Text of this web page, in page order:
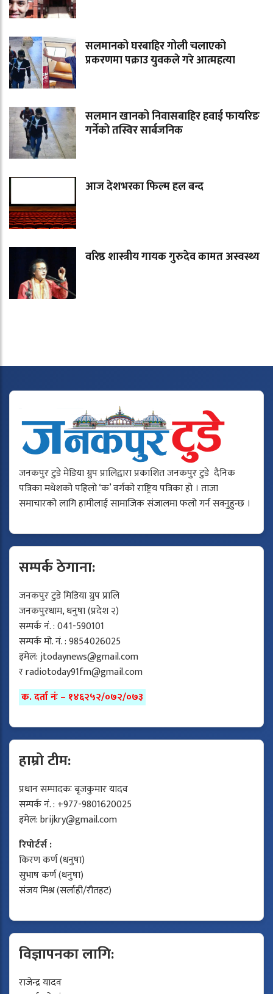
सलमानको घरबाहिर गोली चलाएको
प्रकरणमा पक्राउ युवकले गरे आत्महत्या
सलमान खानको निवासबाहिर हवाई फायरिङ
गर्नेको तस्विर सार्बजनिक
आज देशभरका फिल्म हल बन्द
वरिष्ठ शास्त्रीय गायक गुरुदेव कामत अस्वस्थ्य
जनकपुर टुडे मेडिया ग्रुप प्रालिद्वारा प्रकाशित जनकपुर टुडे दैनिक
पत्रिका मधेशको पहिलो ‘क’ वर्गको राष्ट्रिय पत्रिका हो । ताजा
समाचारको लागि हामीलाई सामाजिक संजालमा फलो गर्न सक्नुहुन्छ ।
सम्पर्क ठेगाना:
जनकपुर टुडे मिडिया ग्रुप प्रालि
जनकपुरधाम, धनुषा (प्रदेश २)
सम्पर्क नं. : 041-590101
सम्पर्क मो. नं. : 9854026025
इमेल:jtodaynews@gmail.com
रradiotoday91fm@gmail.com
क. दर्ता नंः – १४६२५२/०७२/०७३
हाम्रो टीम:
प्रधान सम्पादकः बृजकुमार यादव
सम्पर्क नं. : +977-9801620025
इमेल:brijkry@gmail.com
रिपोर्टर्स :
किरण कर्ण (धनुषा)
सुभाष कर्ण (धनुषा)
संजय मिश्र (सर्लाही/रौतहट)
विज्ञापनका लागि:
राजेन्द्र यादव